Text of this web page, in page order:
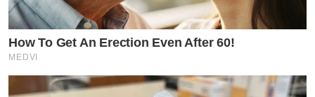
How To Get An Erection Even After 60!
MEDVI